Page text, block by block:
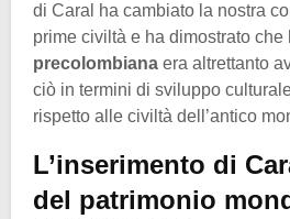
di Caral ha cambiato la nostra
prime civiltà e ha dimostrato che
precolombiana era altrettanto
ciò in termini di sviluppo
rispetto alle civiltà dell’antico
L’inserimento di
del patrimonio